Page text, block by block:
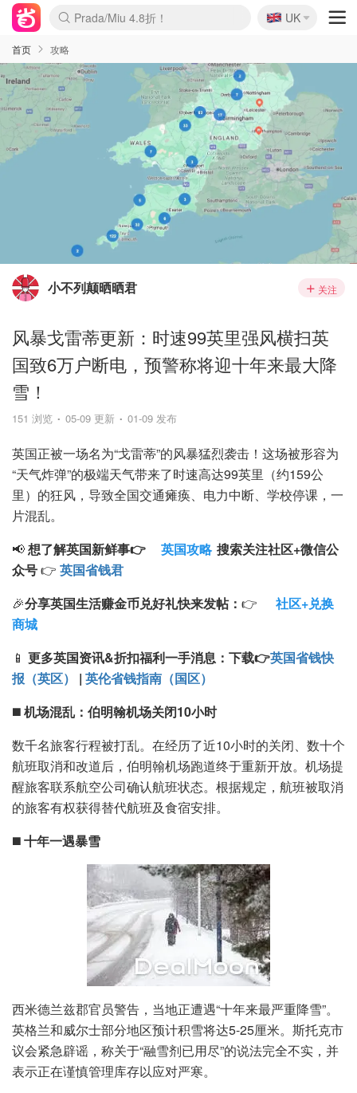
Prada/Miu 4.8折！
🇬🇧
UK
首页 攻略
小不列颠晒晒君 关注
风暴戈雷蒂更新：时速99英里强风横扫英
国致6万户断电，预警称将迎十年来最大降
雪！
151 浏览 05-09 更新 01-09 发布
英国正被一场名为“戈雷蒂”的风暴猛烈袭击！这场被形容为
“天气炸弹”的极端天气带来了时速高达99英里（约159公
里）的狂风，导致全国交通瘫痪、电力中断、学校停课，一
片混乱。
📢想了解英国新鲜事👉 英国攻略 搜索关注社区+微信公
众号👉 英国省钱君
🎉分享英国生活赚金币兑好礼快来发帖： 👉
社区+兑换
商城
📱 更多英国资讯&折扣福利一手消息： 下载👉英国省钱快
报（英区）
| 英伦省钱指南（国区）
◼️机场混乱：伯明翰机场关闭10小时
数千名旅客行程被打乱。在经历了近10小时的关闭、数十个
航班取消和改道后，伯明翰机场跑道终于重新开放。机场提
醒旅客联系航空公司确认航班状态。根据规定，航班被取消
的旅客有权获得替代航班及食宿安排。
◼️十年一遇暴雪
西米德兰兹郡官员警告，当地正遭遇“十年来最严重降雪”。
英格兰和威尔士部分地区预计积雪将达5-25厘米。斯托克市
议会紧急辟谣，称关于“融雪剂已用尽”的说法完全不实，并
表示正在谨慎管理库存以应对严寒。